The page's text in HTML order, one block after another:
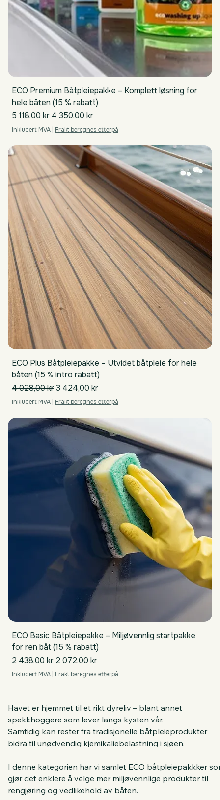
ECO Premium Båtpleiepakke – Komplett løsning for
hele båten (15 % rabatt)
Vanlig pris
5 118,00 kr Salgspris
4 350,00 kr
Inkludert MVA | Frakt beregnes etterpå
ECO Plus Båtpleiepakke – Utvidet båtpleie for hele
båten (15 % intro rabatt)
Vanlig pris
4 028,00 krSalgspris
3 424,00 kr
Inkludert MVA | Frakt beregnes etterpå
ECO Basic Båtpleiepakke – Miljøvennlig startpakke
for ren båt (15 % rabatt)
Vanlig pris
2 438,00 kr Salgspris
2 072,00 kr
Inkludert MVA | Frakt beregnes etterpå
Havet er hjemmet til et rikt dyreliv – blant annet
spekkhoggere som lever langs kysten vår.
Samtidig kan rester fra tradisjonelle båtpleieprodukter
bidra til unødvendig kjemikaliebelastning i sjøen.
I denne kategorien har vi samlet ECO båtpleiepakkker
gjør det enklere å velge mer miljøvennlige produkter til
rengjøring og vedlikehold av båten.